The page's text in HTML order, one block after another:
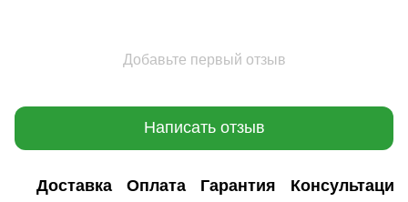
Добавьте первый отзыв
Написать отзыв
Доставка Оплата Гарантия Консультация